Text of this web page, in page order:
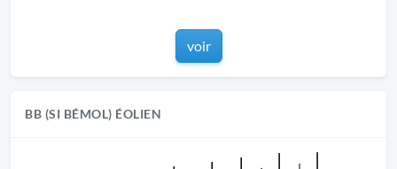
voir
BB (SI BÉMOL) ÉOLIEN